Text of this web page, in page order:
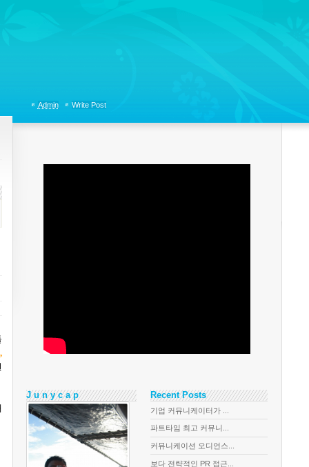
Admin Write Post
J u n y c a p Recent Posts
기업 커뮤니케이터가 ...
파트타임 최고 커뮤니...
커뮤니케이션 오디언스...
보다 전략적인 PR 접근...